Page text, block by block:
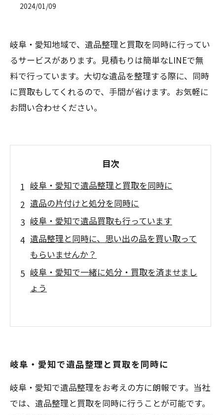
2024/01/09
岐阜・愛知地域で、遺品整理と買取を同時に行ってい
るサービスがあります。見積もりは簡単なLINEで無
料で行っています。大切な遺品を整理する際に、同時
に買取もしてくれるので、手間が省けます。お気軽に
お問い合わせください。
目次
岐阜・愛知で遺品整理と買取を同時に
遺品の片付けと処分を同時に
岐阜・愛知で遺品買取も行っています
遺品整理と同時に、思い出の品を買い取って
もらいませんか？
岐阜・愛知で一緒に処分・買取を済ませまし
ょう
岐阜・愛知で遺品整理と買取を同時に
岐阜・愛知で遺品整理をお考えの方に朗報です。当社
では、遺品整理と買取を同時に行うことが可能です。